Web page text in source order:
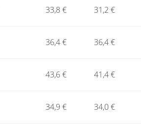
33,8 € 31,2 €
36,4 € 36,4 €
43,6 € 41,4 €
34,9 € 34,0 €